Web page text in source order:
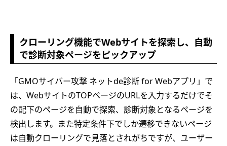
クローリング機能でWebサイトを探索し、自動
で診断対象ページをピックアップ
「GMOサイバー攻撃 ネットde診断 for Webアプリ」で
は、WebサイトのTOPページのURLを入力するだけでそ
の配下のページを自動で探索、診断対象となるページを
検出します。また特定条件下でしか遷移できないページ
は自動クローリングで見落とされがちですが、ユーザー